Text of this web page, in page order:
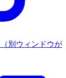
（別ウィンドウが